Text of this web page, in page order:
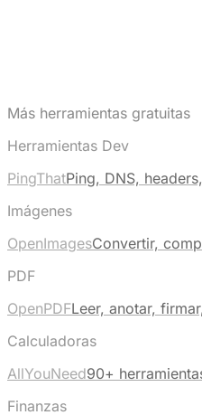
Más herramientas gratuitas
Herramientas Dev
PingThatPing, DNS,
Imágenes
OpenImagesConvertir,
PDF
OpenPDFLeer, anotar,
Calculadoras
AllYouNeed90+
Finanzas